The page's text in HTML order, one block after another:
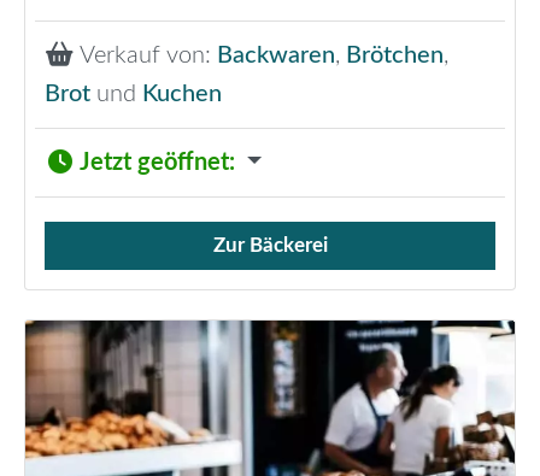
Verkauf von: Backwaren, Brötchen,
Brot und Kuchen
Jetzt geöffnet:
Verkauf von Brötchen,
Zur Bäckerei